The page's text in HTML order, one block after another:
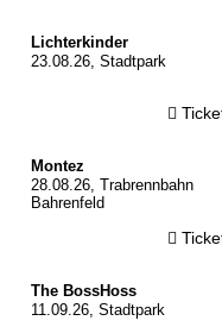
Lichterkinder
23.08.26, Stadtpark
Montez
28.08.26, Trabrennbahn
Bahrenfeld
The BossHoss
11.09.26, Stadtpark